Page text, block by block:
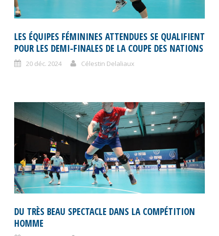
LES ÉQUIPES FÉMININES ATTENDUES SE QUALIFIENT
POUR LES DEMI-FINALES DE LA COUPE DES NATIONS
20 déc. 2024 Célestin Delaliaux
DU TRÈS BEAU SPECTACLE DANS LA COMPÉTITION
HOMME